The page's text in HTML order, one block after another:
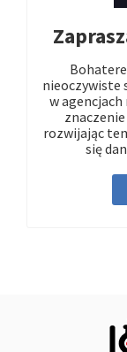
nieoczywiste
w
rozwijając
się